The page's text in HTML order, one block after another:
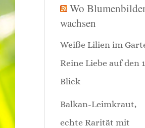
Wo
wachsen
Weiße Lilien im
Reine Liebe auf den
Blick
Balkan-Leimkraut,
echte Rarität mit